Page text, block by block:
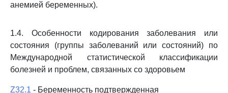
анемией беременных).
1.4. Особенности кодирования заболевания или
состояния (группы заболеваний или состояний) по
Международной статистической классификации
болезней и проблем, связанных со здоровьем
Z32.1 - Беременность подтвержденная